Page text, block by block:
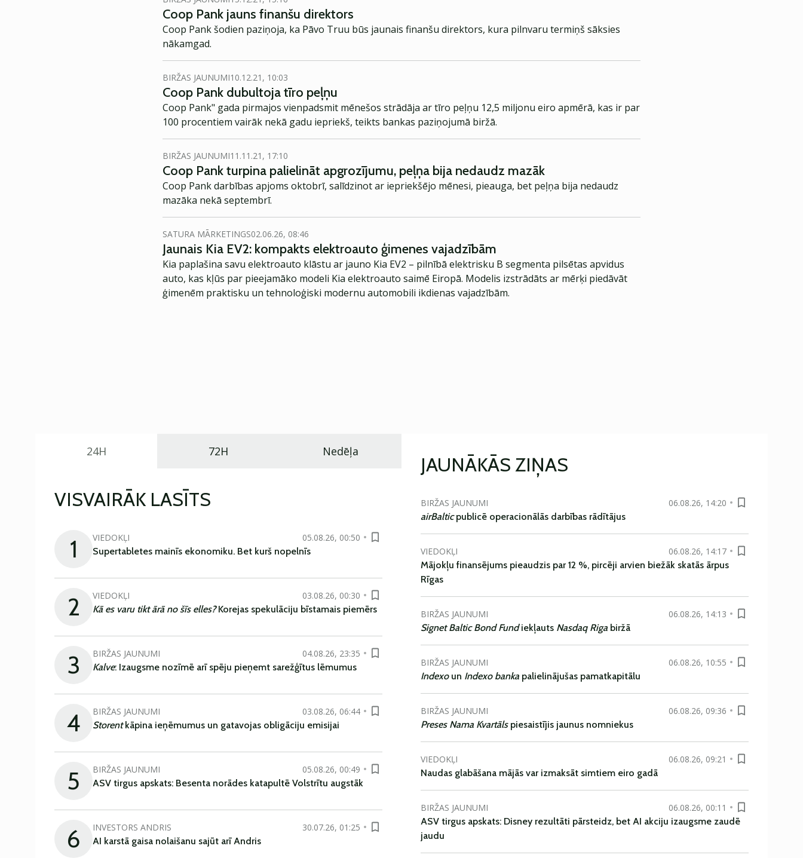
Coop Pank jauns finanšu direktors
Coop Pank šodien paziņoja, ka Pāvo Truu būs jaunais finanšu direktors, kura pilnvaru termiņš sāksies
nākamgad.
BIRŽAS JAUNUMI10.12.21, 10:03
Coop Pank dubultoja tīro peļņu
Coop Pank" gada pirmajos vienpadsmit mēnešos strādāja ar tīro peļņu 12,5 miljonu eiro apmērā, kas ir par
100 procentiem vairāk nekā gadu iepriekš, teikts bankas paziņojumā biržā.
BIRŽAS JAUNUMI11.11.21, 17:10
Coop Pank turpina palielināt apgrozījumu, peļņa bija nedaudz mazāk
Coop Pank darbības apjoms oktobrī, salīdzinot ar iepriekšējo mēnesi, pieauga, bet peļņa bija nedaudz
mazāka nekā septembrī.
SATURA MĀRKETINGS02.06.26, 08:46
Jaunais Kia EV2: kompakts elektroauto ģimenes vajadzībām
Kia paplašina savu elektroauto klāstu ar jauno Kia EV2 – pilnībā elektrisku B segmenta pilsētas apvidus
auto, kas kļūs par pieejamāko modeli Kia elektroauto saimē Eiropā. Modelis izstrādāts ar mērķi piedāvāt
ģimenēm praktisku un tehnoloģiski modernu automobili ikdienas vajadzībām.
24H 72H Nedēļa
VISVAIRĀK LASĪTS
1 VIEDOKĻI
05.08.26, 00:50
Supertabletes mainīs ekonomiku. Bet kurš nopelnīs
2 VIEDOKĻI
03.08.26, 00:30
Kā es varu tikt ārā no šīs elles?Korejas spekulāciju bīstamais piemērs
3 BIRŽAS JAUNUMI
04.08.26, 23:35
Kalve: Izaugsme nozīmē arī spēju pieņemt sarežģītus lēmumus
4 BIRŽAS JAUNUMI
03.08.26, 06:44
Storentkāpina ieņēmumus un gatavojas obligāciju emisijai
5 BIRŽAS JAUNUMI
05.08.26, 00:49
ASV tirgus apskats: Besenta norādes katapultē Volstrītu augstāk
6 INVESTORS ANDRIS
30.07.26, 01:25
AI karstā gaisa nolaišanu sajūt arī Andris
JAUNĀKĀS ZIŅAS
BIRŽAS JAUNUMI
06.08.26, 14:20
airBalticpublicē operacionālās darbības rādītājus
VIEDOKĻI
06.08.26, 14:17
Mājokļu finansējums pieaudzis par 12 %, pircēji arvien biežāk skatās ārpus
Rīgas
BIRŽAS JAUNUMI
06.08.26, 14:13
Signet Baltic Bond Fundiekļauts Nasdaq Riga biržā
BIRŽAS JAUNUMI
06.08.26, 10:55
Indexoun Indexo banka palielinājušas pamatkapitālu
BIRŽAS JAUNUMI
06.08.26, 09:36
Preses Nama Kvartāls piesaistījis jaunus nomniekus
VIEDOKĻI
06.08.26, 09:21
Naudas glabāšana mājās var izmaksāt simtiem eiro gadā
BIRŽAS JAUNUMI
06.08.26, 00:11
ASV tirgus apskats: Disney rezultāti pārsteidz, bet AI akciju izaugsme zaudē
jaudu